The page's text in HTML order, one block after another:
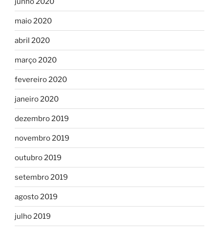
maio 2020
abril 2020
março 2020
fevereiro 2020
janeiro 2020
dezembro 2019
novembro 2019
outubro 2019
setembro 2019
agosto 2019
julho 2019